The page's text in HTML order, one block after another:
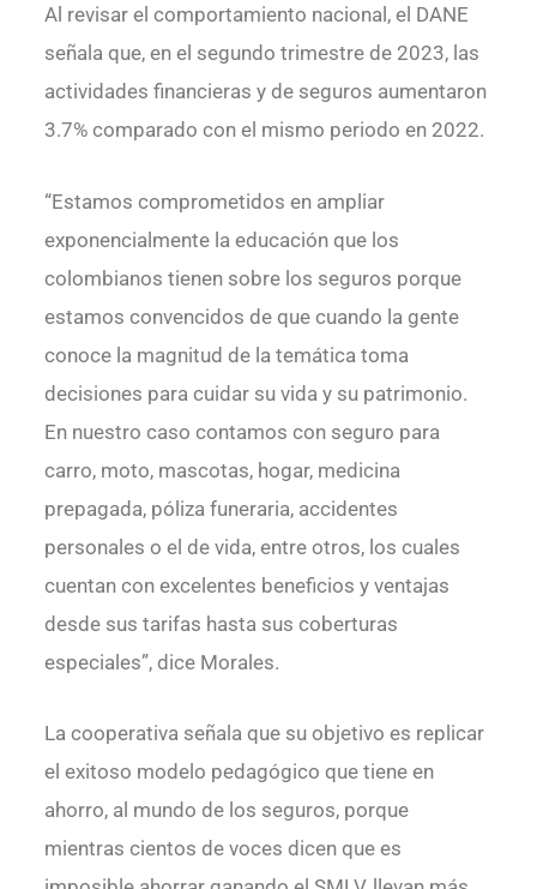
Al revisar el comportamiento nacional, el DANE
señala que, en el segundo trimestre de 2023, las
actividades financieras y de seguros aumentaron
3.7% comparado con el mismo periodo en 2022.
“Estamos comprometidos en ampliar
exponencialmente la educación que los
colombianos tienen sobre los seguros porque
estamos convencidos de que cuando la gente
conoce la magnitud de la temática toma
decisiones para cuidar su vida y su patrimonio.
En nuestro caso contamos con seguro para
carro, moto, mascotas, hogar, medicina
prepagada, póliza funeraria, accidentes
personales o el de vida, entre otros, los cuales
cuentan con excelentes beneficios y ventajas
desde sus tarifas hasta sus coberturas
especiales”, dice Morales.
La cooperativa señala que su objetivo es replicar
el exitoso modelo pedagógico que tiene en
ahorro, al mundo de los seguros, porque
mientras cientos de voces dicen que es